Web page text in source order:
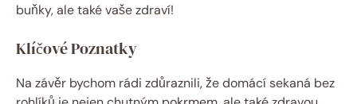
buňky, ale také vaše zdraví!
Klíčové Poznatky
Na závěr bychom rádi zdůraznili, že domácí sekaná bez